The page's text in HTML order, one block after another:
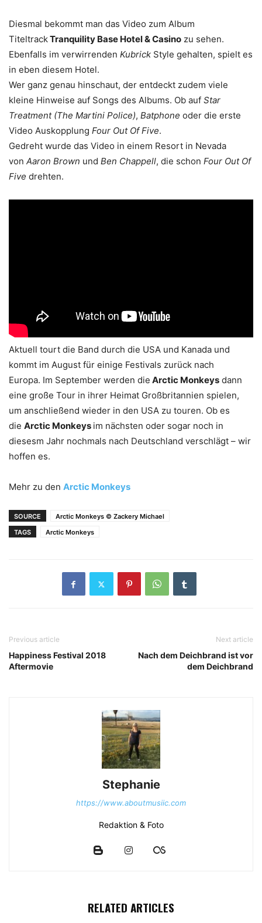
Diesmal bekommt man das Video zum Album
TiteltrackTranquility Base Hotel & Casino zu sehen.
Ebenfalls im verwirrenden Kubrick Style gehalten, spielt es
in eben diesem Hotel.
Wer ganz genau hinschaut, der entdeckt zudem viele
kleine Hinweise auf Songs des Albums. Ob auf Star
Treatment (The Martini Police), Batphone oder die erste
Video Auskopplung Four Out Of Five.
Gedreht wurde das Video in einem Resort in Nevada
von Aaron Brown und Ben Chappell, die schon Four Out Of
Five drehten.
Aktuell tourt die Band durch die USA und Kanada und
kommt im August für einige Festivals zurück nach
Europa. Im September werden die Arctic Monkeys dann
eine große Tour in ihrer Heimat Großbritannien spielen,
um anschließend wieder in den USA zu touren. Ob es
die Arctic Monkeys im nächsten oder sogar noch in
diesesm Jahr nochmals nach Deutschland verschlägt – wir
hoffen es.
Mehr zu den Arctic Monkeys
SOURCE
Arctic Monkeys © Zackery Michael
TAGS
Arctic Monkeys
Previous article
Happiness Festival 2018
Aftermovie
Next article
Nach dem Deichbrand ist vor
dem Deichbrand
Stephanie
https://www.aboutmusiic.com
Redaktion & Foto
RELATED ARTICLES